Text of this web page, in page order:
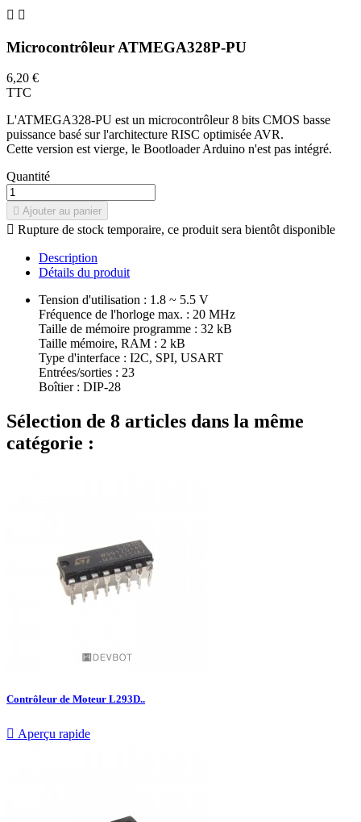
 
Microcontrôleur ATMEGA328P-PU
6,20 €
TTC
L'ATMEGA328-PU est un microcontrôleur 8 bits CMOS basse
puissance basé sur l'architecture RISC optimisée AVR.
Cette version est vierge, le Bootloader Arduino n'est pas intégré.
Quantité
 Ajouter au panier
 Rupture de stock temporaire, ce produit sera bientôt disponible
Description
Détails du produit
Tension d'utilisation : 1.8 ~ 5.5 V
Fréquence de l'horloge max. : 20 MHz
Taille de mémoire programme : 32 kB
Taille mémoire, RAM : 2 kB
Type d'interface : I2C, SPI, USART
Entrées/sorties : 23
Boîtier : DIP-28
Sélection de 8 articles dans la même
catégorie :
Contrôleur de Moteur L293D..
 Aperçu rapide